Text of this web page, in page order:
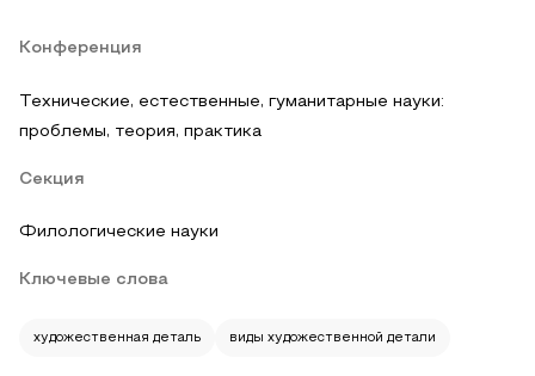
Конференция
Технические, естественные, гуманитарные науки:
проблемы, теория, практика
Секция
Филологические науки
Ключевые слова
художественная деталь виды художественной детали